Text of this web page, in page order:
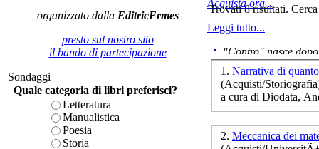
organizzato dalla EditricErmes
presto sul nostro sito
il bando di partecipazione
Sondaggi
Quale categoria di libri preferisci?
Letteratura
Manualistica
Poesia
Storia
Acquista ora...
Leggi tutto...
"Contro" nasce
cominciato con la
ripensaremarx. i saggi
questa collaborazione
è teorica, sempre però
presente fase.
Acquista ora...
Trovati 8 risultati.
1. Narrativa di
(Acquisti/
a cura di Diodata,
2. Meccanica dei